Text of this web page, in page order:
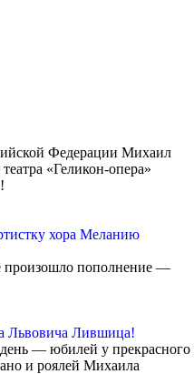
Федерации Михаил
«Геликон-опера»
хора Меланию
произошло пополнение —
Львовича Лившица!
— юбилей у прекрасного
и роялей Михаила